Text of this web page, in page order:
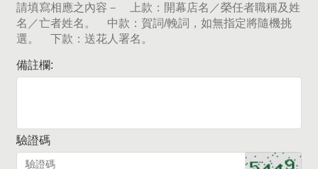
請填寫相應之內容－ 上款：開幕店名／榮任者職稱及姓
名／亡者姓名。 中款：賀詞/輓詞，如無指定將隨機挑
選。 下款：送花人署名。
備註欄:
驗證碼